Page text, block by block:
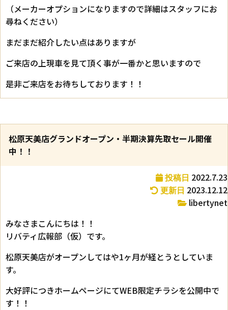
（メーカーオプションになりますので詳細はスタッフにお
尋ねください）
まだまだ紹介したい点はありますが
ご来店の上現車を見て頂く事が一番かと思いますので
是非ご来店をお待ちしております！！
松原天美店グランドオープン・半期決算先取セール開催
中！！
投稿日 2022.7.23
更新日 2023.12.12
libertynet
みなさまこんにちは！！
リバティ広報部（仮）です。
松原天美店がオープンしてはや1ヶ月が経とうとしていま
す。
大好評につきホームページにてWEB限定チラシを公開中で
す！！